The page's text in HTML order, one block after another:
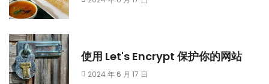
使用 Let's Encrypt 保护你的网站
2024 年 6 月 17 日